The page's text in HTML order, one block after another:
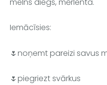
Iemācīsies:
🌷noņemt pareizi savus
🌷piegriezt svārkus